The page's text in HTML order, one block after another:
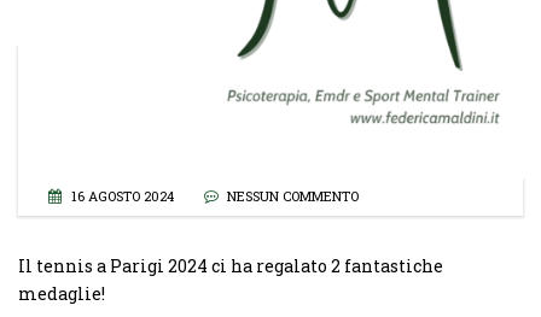
PARIGI 2024: EVVIVA IL TENNIS!
16 AGOSTO 2024
NESSUN COMMENTO
Il tennis a Parigi 2024 ci ha regalato 2 fantastiche
medaglie!